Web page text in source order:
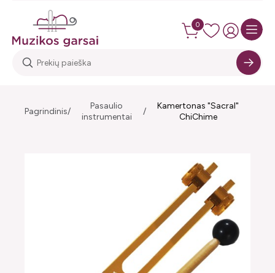
0
Pagrindinis
Pasaulio
instrumentai
Kamertonas "Sacral"
ChiChime